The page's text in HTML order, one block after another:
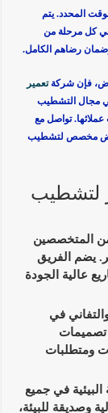
المحدد. يتم
كل مرحلة من
وضمان رضاهم الكامل.
، فإن شركةتعمير
مجال التشطيب
عملائها. تواصل مع
عرض مخصص لتشطيب
لتشطيب
المتخصصين
يضم الفريق
عالية الجودة
في
تصميمات
ومتطلبات
البيئية في جميع
وصديقة للبيئة،